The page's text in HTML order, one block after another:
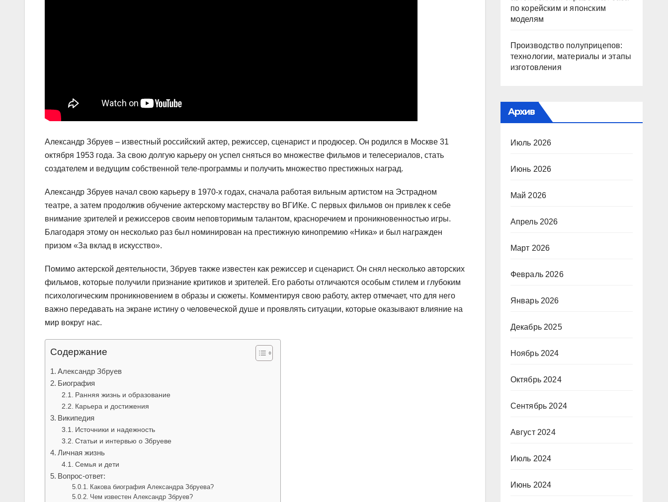
Александр Збруев – известный российский актер, режиссер, сценарист и продюсер. Он родился в Москве 31
октября 1953 года. За свою долгую карьеру он успел сняться во множестве фильмов и телесериалов, стать
создателем и ведущим собственной теле-программы и получить множество престижных наград.
Александр Збруев начал свою карьеру в 1970-х годах, сначала работая вильным артистом на Эстрадном
театре, а затем продолжив обучение актерскому мастерству во ВГИКе. С первых фильмов он привлек к себе
внимание зрителей и режиссеров своим неповторимым талантом, красноречием и проникновенностью игры.
Благодаря этому он несколько раз был номинирован на престижную кинопремию «Ника» и был награжден
призом «За вклад в искусство».
Помимо актерской деятельности, Збруев также известен как режиссер и сценарист. Он снял несколько авторских
фильмов, которые получили признание критиков и зрителей. Его работы отличаются особым стилем и глубоким
психологическим проникновением в образы и сюжеты. Комментируя свою работу, актер отмечает, что для него
важно передавать на экране истину о человеческой душе и проявлять ситуации, которые оказывают влияние на
мир вокруг нас.
Содержание
Александр Збруев
Биография
Ранняя жизнь и образование
Карьера и достижения
Википедия
Источники и надежность
Статьи и интервью о Збруеве
Личная жизнь
Семья и дети
Вопрос-ответ:
Какова биография Александра Збруева?
Чем известен Александр Збруев?
по корейским и японским
моделям
Производство полуприцепов:
технологии, материалы и этапы
изготовления
Архив
Июль 2026
Июнь 2026
Май 2026
Апрель 2026
Март 2026
Февраль 2026
Январь 2026
Декабрь 2025
Ноябрь 2024
Октябрь 2024
Сентябрь 2024
Август 2024
Июль 2024
Июнь 2024